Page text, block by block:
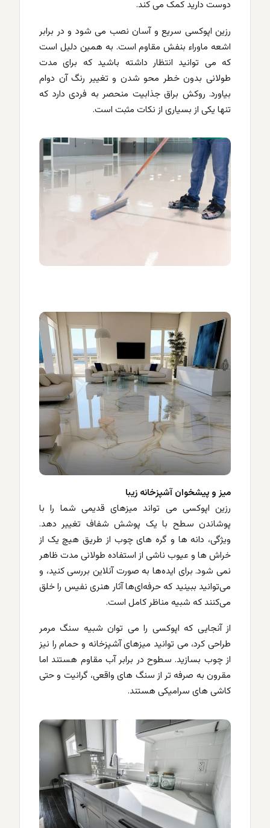
دوست دارید کمک می کند.
رزین اپوکسی سریع و آسان نصب می شود و در برابر
اشعه ماوراء بنفش مقاوم است. به همین دلیل است
که می توانید انتظار داشته باشید که برای مدت
طولانی بدون خطر محو شدن و تغییر رنگ آن دوام
بیاورد. روکش براق جذابیت منحصر به فردی دارد که
تنها یکی از بسیاری از نکات مثبت است.
میز و پیشخوان آشپزخانه زیبا
رزین اپوکسی می تواند میزهای قدیمی شما را با
پوشاندن سطح با یک پوشش شفاف تغییر دهد.
ویژگی، دانه ها و گره های چوب از طریق هیچ یک از
خراش ها و عیوب ناشی از استفاده طولانی مدت ظاهر
نمی شود. برای ایده‌ها به صورت آنلاین بررسی کنید، و
می‌توانید ببینید که حرفه‌ای‌ها آثار هنری نفیس را خلق
می‌کنند که شبیه مناظر کامل است.
از آنجایی که اپوکسی را می توان شبیه سنگ مرمر
طراحی کرد، می توانید میزهای آشپزخانه و حمام را نیز
از چوب بسازید. سطوح در برابر آب مقاوم هستند اما
مقرون به صرفه تر از سنگ های واقعی، گرانیت و حتی
کاشی های سرامیکی هستند.